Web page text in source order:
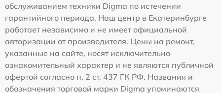
обслуживанием техники Digma по истечении
гарантийного периода. Наш центр в Екатеринбурге
работает независимо и не имеет официальной
авторизации от производителя. Цены на ремонт,
указанные на сайте, носят исключительно
ознакомительный характер и не являются публичной
офертой согласно п. 2 ст. 437 ГК РФ. Названия и
обозначения торговой марки Digma упоминаются